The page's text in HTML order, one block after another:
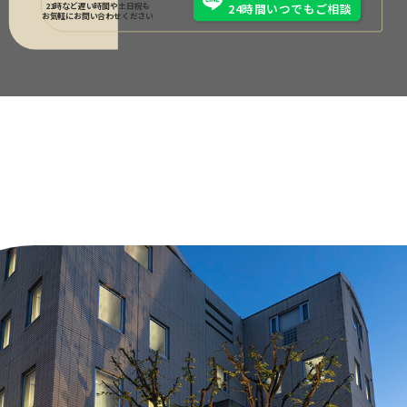
21時など遅い時間や土日祝も
お気軽にお問い合わせください
24時間いつでもご相談